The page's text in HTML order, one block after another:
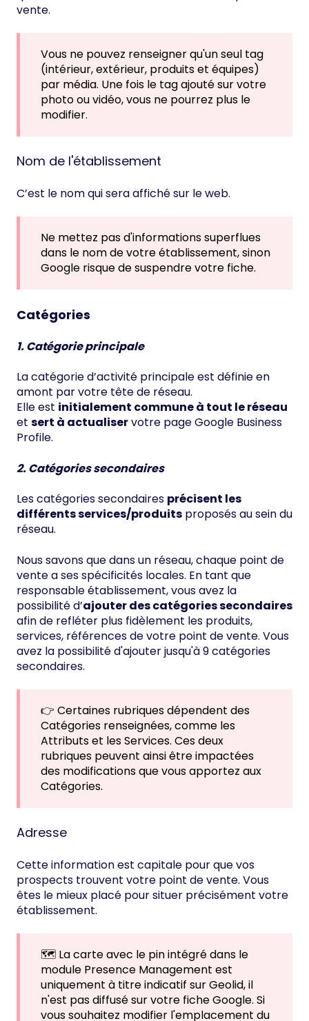
vente.
Vous ne pouvez renseigner qu'un seul tag
(intérieur, extérieur, produits et équipes)
par média. Une fois le tag ajouté sur votre
photo ou vidéo, vous ne pourrez plus le
modifier.
Nom de l'établissement
C’est le nom qui sera affiché sur le web.
Ne mettez pas d'informations superflues
dans le nom de votre établissement, sinon
Google risque de suspendre votre fiche.
Catégories
1. Catégorie principale
La catégorie d’activité principale est définie en
amont par votre tête de réseau.
Elle est initialement commune à tout le réseau
et sert à actualiservotre page Google Business
Profile.
2. Catégories secondaires
Les catégories secondaires précisent les
différents services/produits proposés au sein du
réseau.
Nous savons que dans un réseau, chaque point de
vente a ses spécificités locales. En tant que
responsable établissement, vous avez la
possibilité d’ajouter des catégories secondaires
afin de refléter plus fidèlement les produits,
services, références de votre point de vente. Vous
avez la possibilité d'ajouter jusqu'à 9 catégories
secondaires.
👉 Certaines rubriques dépendent des
Catégories renseignées, comme les
Attributs et les Services. Ces deux
rubriques peuvent ainsi être impactées
des modifications que vous apportez aux
Catégories.
Adresse
Cette information est capitale pour que vos
prospects trouvent votre point de vente. Vous
êtes le mieux placé pour situer précisément votre
établissement.
🗺️ La carte avec le pin intégré dans le
module Presence Management est
uniquement à titre indicatif sur Geolid, il
n'est pas diffusé sur votre fiche Google. Si
vous souhaitez modifier l'emplacement du